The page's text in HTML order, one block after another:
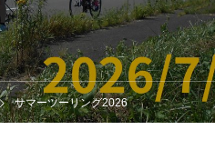
サマーツーリング2026